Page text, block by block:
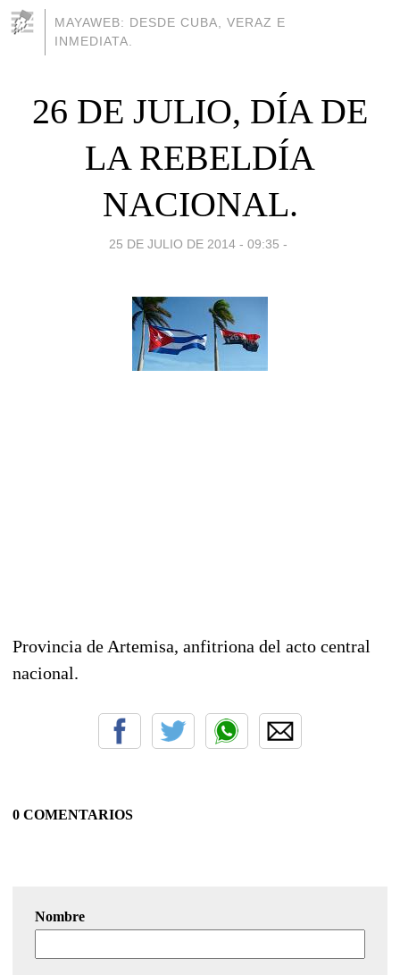
MAYAWEB: DESDE CUBA, VERAZ E
INMEDIATA.
26 DE JULIO, DÍA DE
LA REBELDÍA
NACIONAL.
25 DE JULIO DE 2014 - 09:35 -
Provincia de Artemisa, anfitriona del acto central
nacional.
0 COMENTARIOS
Nombre